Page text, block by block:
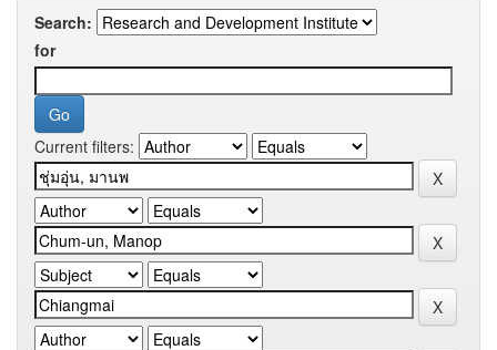
Search:
for
Current filters: